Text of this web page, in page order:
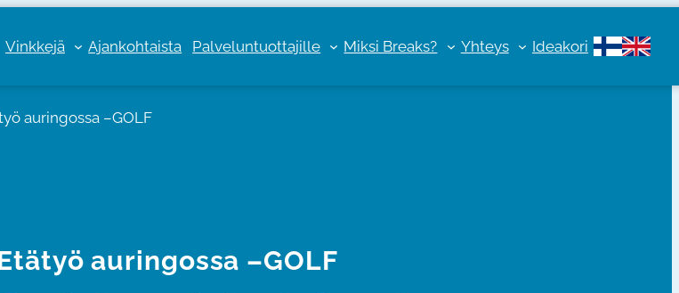
Vinkkejä Ajankohtaista Palveluntuottajille Miksi Breaks? Yhteys Ideakori
auringossa –GOLF
auringossa –GOLF